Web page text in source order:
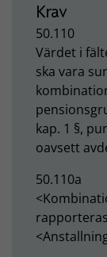
Krav
50.110
Värdet i
ska vara
kap. 1 §,
oavsett
50.110a